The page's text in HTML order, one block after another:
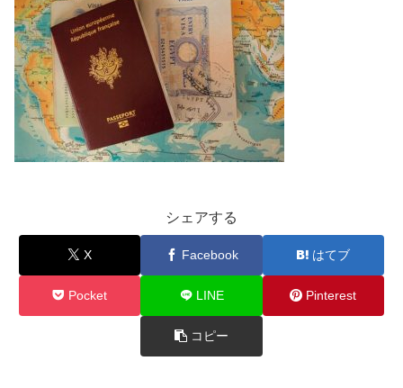
シェアする
X Facebook はてブ
Pocket LINE Pinterest
コピー